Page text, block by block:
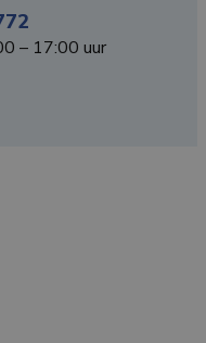
– 17:00 uur